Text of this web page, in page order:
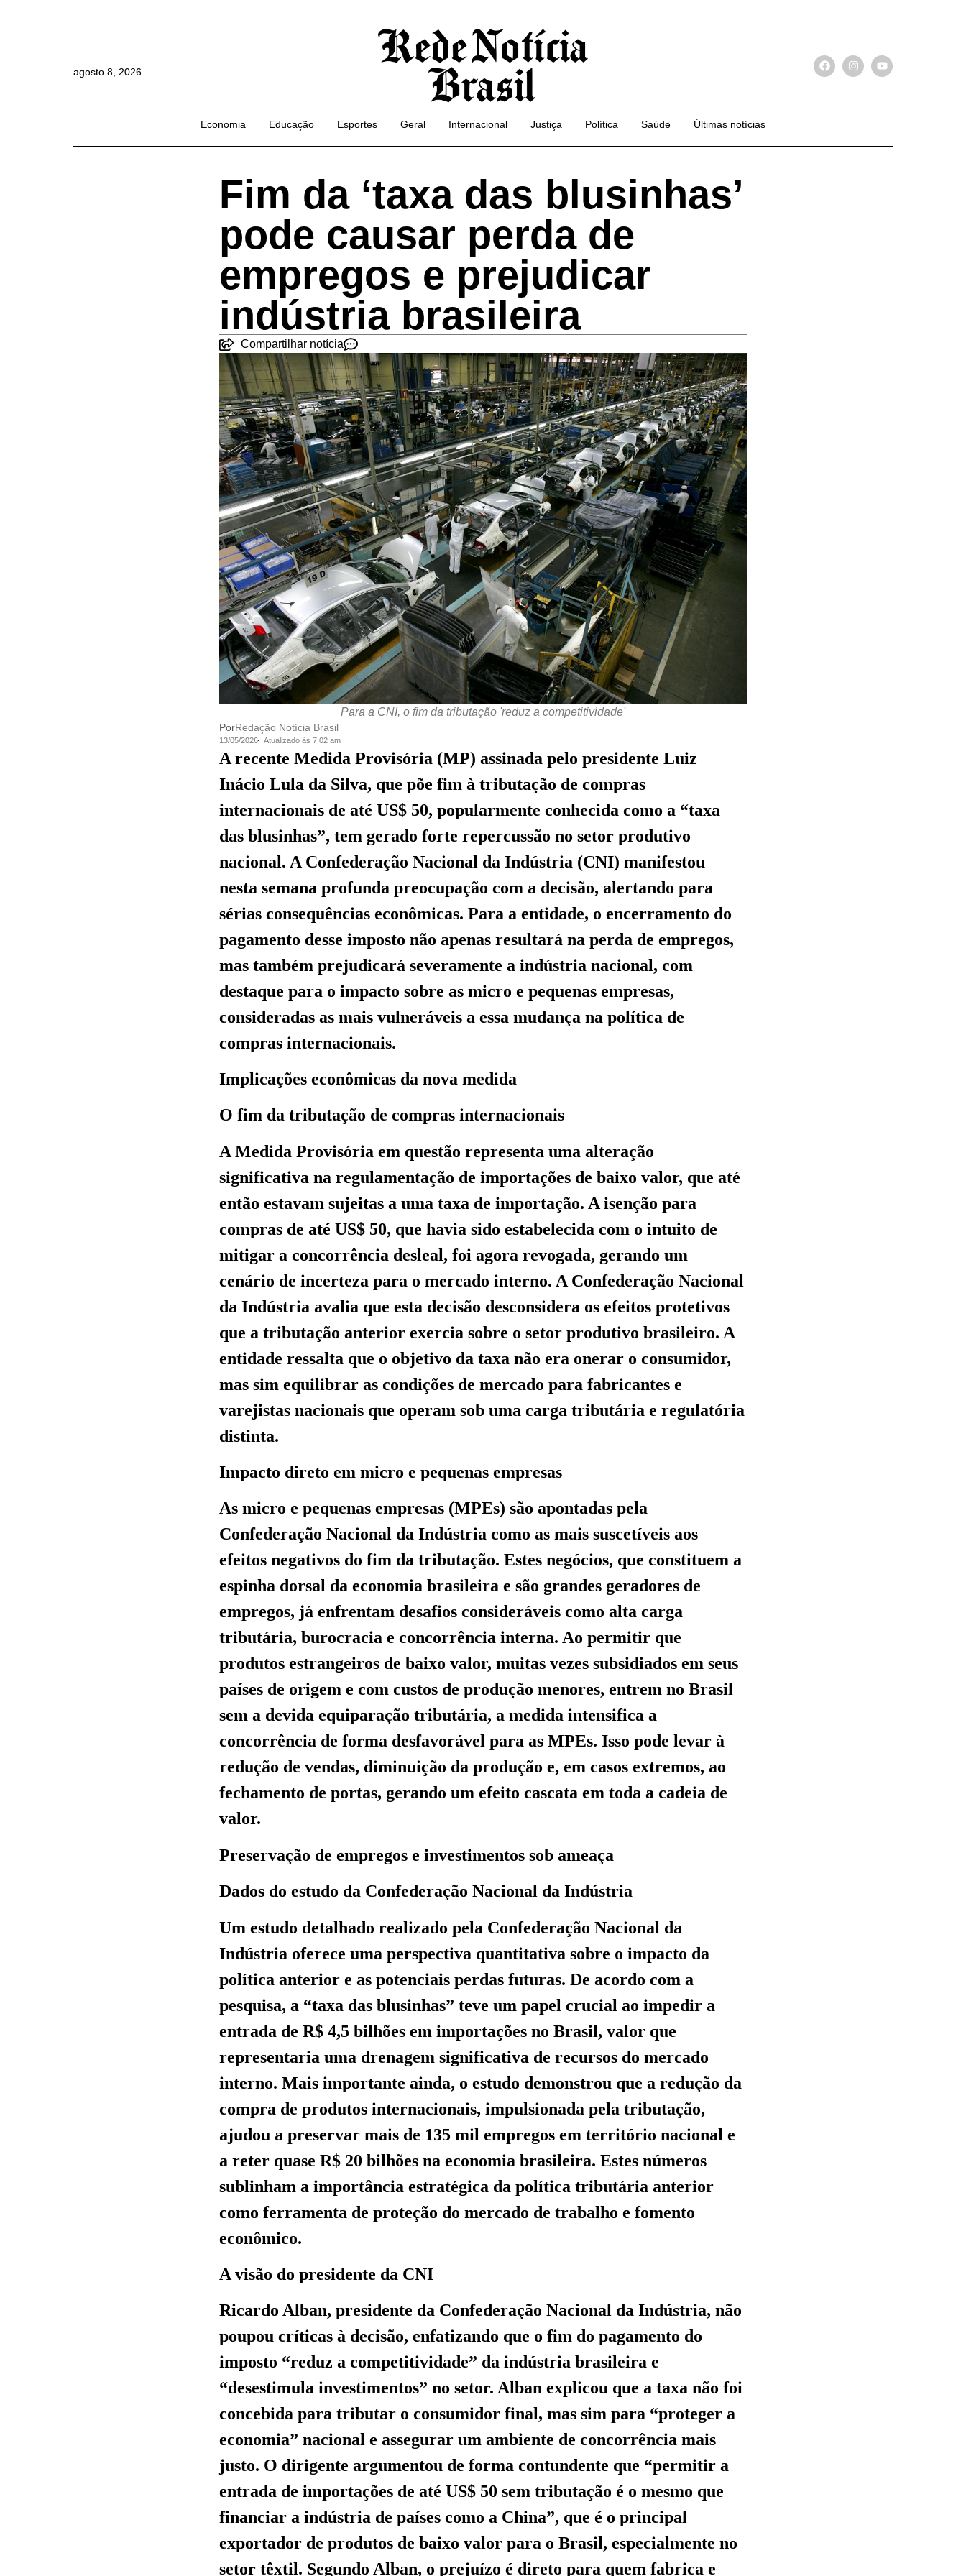
agosto 8, 2026
Economia Educação Esportes Geral Internacional Justiça Política Saúde Últimas notícias
Fim da ‘taxa das blusinhas’
pode causar perda de
empregos e prejudicar
indústria brasileira
Compartilhar notícia
Para a CNI, o fim da tributação 'reduz a competitividade'
PorRedação Notícia Brasil
13/05/2026 Atualizado às 7:02 am
A recente Medida Provisória (MP) assinada pelo presidente Luiz
Inácio Lula da Silva, que põe fim à tributação de compras
internacionais de até US$ 50, popularmente conhecida como a “taxa
das blusinhas”, tem gerado forte repercussão no setor produtivo
nacional. A Confederação Nacional da Indústria (CNI) manifestou
nesta semana profunda preocupação com a decisão, alertando para
sérias consequências econômicas. Para a entidade, o encerramento do
pagamento desse imposto não apenas resultará na perda de empregos,
mas também prejudicará severamente a indústria nacional, com
destaque para o impacto sobre as micro e pequenas empresas,
consideradas as mais vulneráveis a essa mudança na política de
compras internacionais.
Implicações econômicas da nova medida
O fim da tributação de compras internacionais
A Medida Provisória em questão representa uma alteração
significativa na regulamentação de importações de baixo valor, que até
então estavam sujeitas a uma taxa de importação. A isenção para
compras de até US$ 50, que havia sido estabelecida com o intuito de
mitigar a concorrência desleal, foi agora revogada, gerando um
cenário de incerteza para o mercado interno. A Confederação Nacional
da Indústria avalia que esta decisão desconsidera os efeitos protetivos
que a tributação anterior exercia sobre o setor produtivo brasileiro. A
entidade ressalta que o objetivo da taxa não era onerar o consumidor,
mas sim equilibrar as condições de mercado para fabricantes e
varejistas nacionais que operam sob uma carga tributária e regulatória
distinta.
Impacto direto em micro e pequenas empresas
As micro e pequenas empresas (MPEs) são apontadas pela
Confederação Nacional da Indústria como as mais suscetíveis aos
efeitos negativos do fim da tributação. Estes negócios, que constituem a
espinha dorsal da economia brasileira e são grandes geradores de
empregos, já enfrentam desafios consideráveis como alta carga
tributária, burocracia e concorrência interna. Ao permitir que
produtos estrangeiros de baixo valor, muitas vezes subsidiados em seus
países de origem e com custos de produção menores, entrem no Brasil
sem a devida equiparação tributária, a medida intensifica a
concorrência de forma desfavorável para as MPEs. Isso pode levar à
redução de vendas, diminuição da produção e, em casos extremos, ao
fechamento de portas, gerando um efeito cascata em toda a cadeia de
valor.
Preservação de empregos e investimentos sob ameaça
Dados do estudo da Confederação Nacional da Indústria
Um estudo detalhado realizado pela Confederação Nacional da
Indústria oferece uma perspectiva quantitativa sobre o impacto da
política anterior e as potenciais perdas futuras. De acordo com a
pesquisa, a “taxa das blusinhas” teve um papel crucial ao impedir a
entrada de R$ 4,5 bilhões em importações no Brasil, valor que
representaria uma drenagem significativa de recursos do mercado
interno. Mais importante ainda, o estudo demonstrou que a redução da
compra de produtos internacionais, impulsionada pela tributação,
ajudou a preservar mais de 135 mil empregos em território nacional e
a reter quase R$ 20 bilhões na economia brasileira. Estes números
sublinham a importância estratégica da política tributária anterior
como ferramenta de proteção do mercado de trabalho e fomento
econômico.
A visão do presidente da CNI
Ricardo Alban, presidente da Confederação Nacional da Indústria, não
poupou críticas à decisão, enfatizando que o fim do pagamento do
imposto “reduz a competitividade” da indústria brasileira e
“desestimula investimentos” no setor. Alban explicou que a taxa não foi
concebida para tributar o consumidor final, mas sim para “proteger a
economia” nacional e assegurar um ambiente de concorrência mais
justo. O dirigente argumentou de forma contundente que “permitir a
entrada de importações de até US$ 50 sem tributação é o mesmo que
financiar a indústria de países como a China”, que é o principal
exportador de produtos de baixo valor para o Brasil, especialmente no
setor têxtil. Segundo Alban, o prejuízo é direto para quem fabrica e